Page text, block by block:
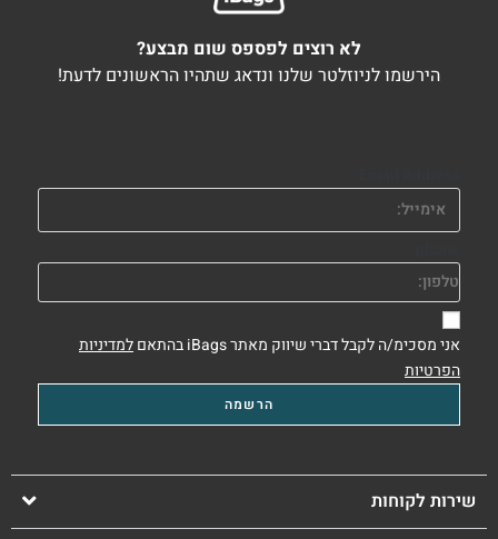
לא רוצים לפספס שום מבצע?
הירשמו לניוזלטר שלנו ונדאג שתהיו הראשונים לדעת!
אני מסכימ/ה לקבל דברי שיווק מאתר iBags בהתאם
למדיניות
הפרטיות
שירות לקוחות